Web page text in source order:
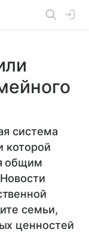
система
которой
общим
семьи,
ценностей